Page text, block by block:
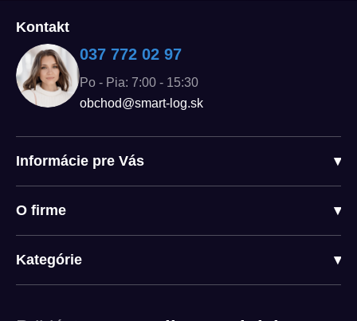
Kontakt
037 772 02 97
Po - Pia: 7:00 - 15:30
obchod@smart-log.sk
Informácie pre Vás ▾
O firme ▾
Kategórie ▾